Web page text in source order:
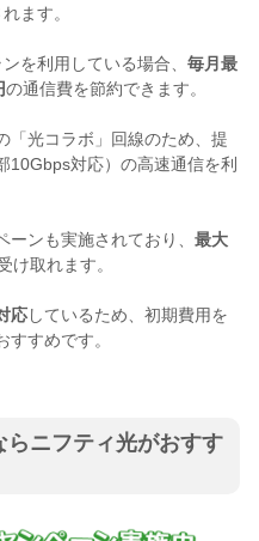
れます。
を利用している場合、 毎月最
の通信費を節約できます。
「光コラボ」回線のため、提
10Gbps対応）の高速通信を利
ンも実施されており、 最大
け取れます。
応しているため、初期費用を
すめです。
ニフティ光がおすす